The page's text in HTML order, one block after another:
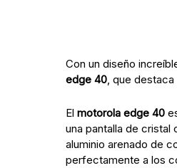
Con un diseño
edge 40, que
El motorola edge 40
una pantalla de cristal
aluminio arenado de
perfectamente a los